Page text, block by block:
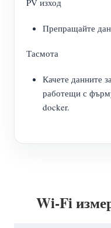
Препращайте
Тасмота
Качете данните
работещи с
docker.
Wi-Fi